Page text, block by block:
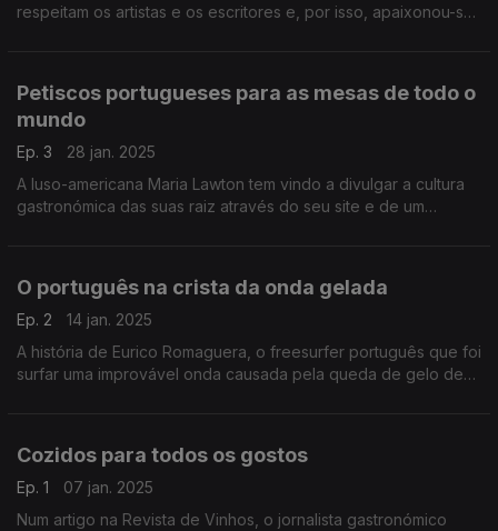
respeitam os artistas e os escritores e, por isso, apaixonou-se
Petiscos portugueses para as mesas de todo o
mundo
Ep. 3
28 jan. 2025
A luso-americana Maria Lawton tem vindo a divulgar a cultura
gastronómica das suas raiz através do seu site e de um
O português na crista da onda gelada
Ep. 2
14 jan. 2025
A história de Eurico Romaguera, o freesurfer português que foi
surfar uma improvável onda causada pela queda de gelo de
Cozidos para todos os gostos
Ep. 1
07 jan. 2025
Num artigo na Revista de Vinhos, o jornalista gastronómico